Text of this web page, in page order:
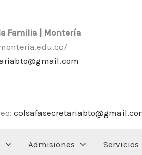
Familia | Montería
Admisiones Servicios